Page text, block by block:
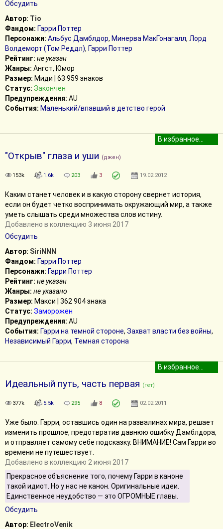
Обсудить
Автор: Tio
Фандом: Гарри Поттер
Персонажи: Альбус Дамблдор, Минерва МакГонагалл, Лорд
Волдеморт (Том Реддл), Гарри Поттер
Рейтинг: не указан
Жанры: Ангст, Юмор
Размер: Миди | 63 959 знаков
Статус: Закончен
Предупреждения: AU
События: Маленький/впавший в детство герой
"Открыв" глаза и уши (джен)
153k 1.6k 203 3 19.02.2012
Каким станет человек и в какую сторону свернет история,
если он будет четко воспринимать окружающий мир, а также
уметь слышать среди множества слов истину.
Добавлено в коллекцию 3 июня 2017
Обсудить
Автор: SiriNNN
Фандом: Гарри Поттер
Персонажи: Гарри Поттер
Рейтинг: не указан
Жанры: не указано
Размер: Макси | 362 904 знака
Статус: Заморожен
Предупреждения: AU
События: Гарри на темной стороне, Захват власти без войны,
Независимый Гарри, Темная сторона
Идеальный путь, часть первая (гет)
377k 5.5k 295 8 02.02.2011
Уже было. Гарри, оставшись один на развалинах мира, решает
изменить прошлое, предотвратив давнюю ошибку Дамблдора,
и отправляет самому себе подсказку. ВНИМАНИЕ! Сам Гарри во
времени не путешествует.
Добавлено в коллекцию 2 июня 2017
Прекрасное объяснение того, почему Гарри в каноне
такой идиот. Но у нас не канон. Оригинальные идеи.
Единственное неудобство — это ОГРОМНЫЕ главы.
Обсудить
Автор: ElectroVenik